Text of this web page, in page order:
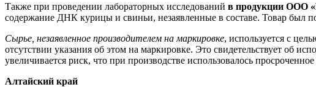
Также при проведении лабораторных исследований в продукции ООО
содержание ДНК курицы и свиньи, незаявленные в составе. Товар был
Сырье, незаявленное производителем на маркировке, используется с
отсутствии указания об этом на маркировке. Это свидетельствует об
увеличивается риск, что при производстве использовалось
Алтайский край